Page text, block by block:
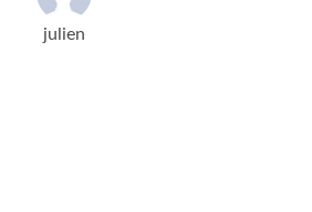
julien